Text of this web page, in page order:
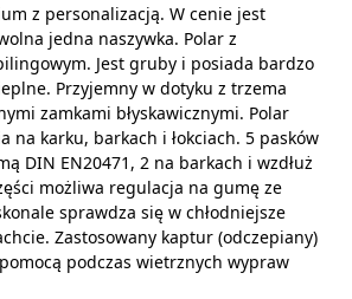
z personalizacją. W cenie jest
jedna naszywka. Polar z
Jest gruby i posiada bardzo
Przyjemny w dotyku z trzema
zamkami błyskawicznymi. Polar
na karku, barkach i łokciach. 5 pasków
DIN EN20471, 2 na barkach i wzdłuż
możliwa regulacja na gumę ze
sprawdza się w chłodniejsze
Zastosowany kaptur (odczepiany)
podczas wietrznych wypraw